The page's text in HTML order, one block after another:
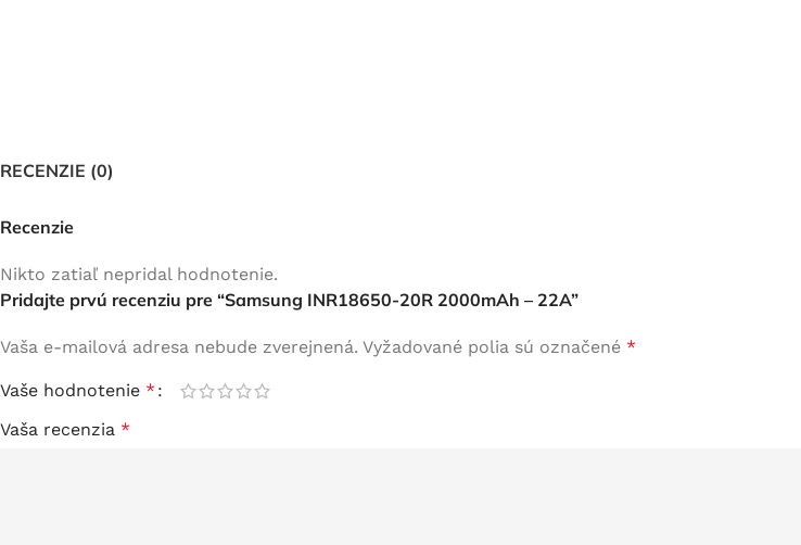
RECENZIE (0)
Recenzie
Nikto zatiaľ nepridal hodnotenie.
Pridajte prvú recenziu pre “Samsung INR18650-20R 2000mAh – 22A”
Vaša e-mailová adresa nebude zverejnená. Vyžadované polia sú označené *
Vaše hodnotenie *
Vaša recenzia *